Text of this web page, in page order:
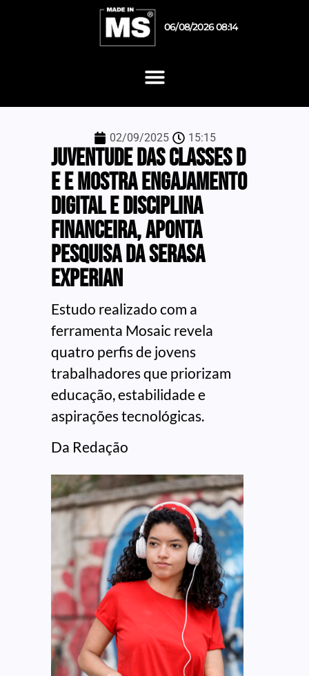
06/08/2026 08:14
02/09/2025 15:15
Juventude das classes D
e E mostra engajamento
digital e disciplina
financeira, aponta
pesquisa da Serasa
Experian
Estudo realizado com a
ferramenta Mosaic revela
quatro perfis de jovens
trabalhadores que priorizam
educação, estabilidade e
aspirações tecnológicas.
Da Redação